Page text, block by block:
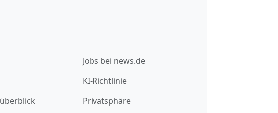
Jobs bei news.de
KI-Richtlinie
Privatsphäre